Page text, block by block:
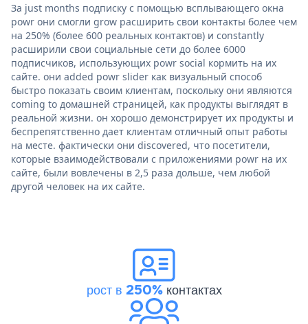
За just months подписку с помощью всплывающего окна
powr они смогли grow расширить свои контакты более чем
на 250% (более 600 реальных контактов) и constantly
расширили свои социальные сети до более 6000
подписчиков, использующих powr social кормить на их
сайте. они added powr slider как визуальный способ
быстро показать своим клиентам, поскольку они являются
coming to домашней страницей, как продукты выглядят в
реальной жизни. он хорошо демонстрирует их продукты и
беспрепятственно дает клиентам отличный опыт работы
на месте. фактически они discovered, что посетители,
которые взаимодействовали с приложениями powr на их
сайте, были вовлечены в 2,5 раза дольше, чем любой
другой человек на их сайте.
рост в 250%контактах